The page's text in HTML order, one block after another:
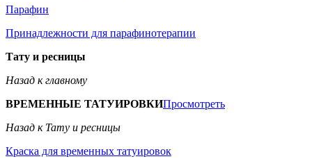
Парафин
Принадлежности для парафинотерапии
Тату и ресницы
Назад к главному
ВРЕМЕННЫЕ ТАТУИРОВКИПросмотреть
Назад к Тату и ресницы
Краска для временных татуировок